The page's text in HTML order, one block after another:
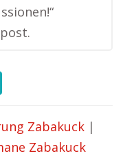
Zabakuck |
Zabakuck